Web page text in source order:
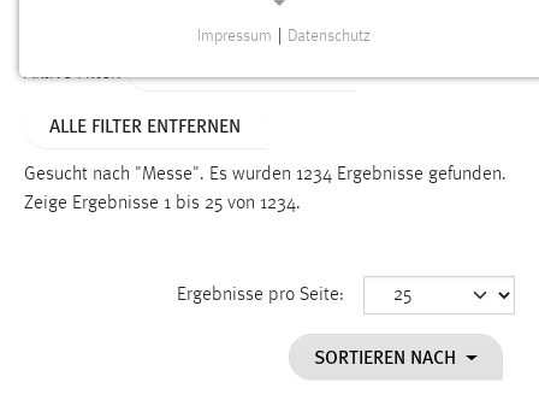
Aktive Filter:
ALLE FILTER ENTFERNEN
Gesucht nach "Messe". Es wurden 1234 Ergebnisse gefunden.
Zeige Ergebnisse 1 bis 25 von 1234.
Ergebnisse pro Seite:
SORTIEREN NACH
Funktionen und sind für die einwandfreie Funktion der
Einverständnis
cookie_consent
Dieser Cookie speichert die ausgewählten Einverständnis-
Impressum Datenschutz